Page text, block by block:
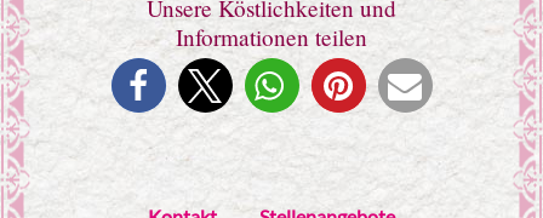
Unsere Köstlichkeiten und
Informationen teilen